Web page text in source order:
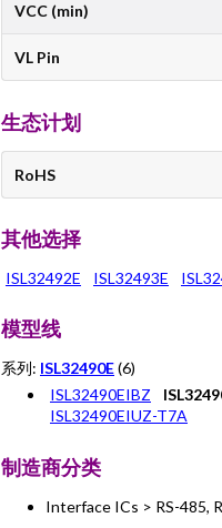
VCC (min)
VL Pin
生态计划
RoHS
其他选择
ISL32492E ISL32493E
模型线
系列: ISL32490E(6)
ISL32490EIBZ
ISL32490EIUZ-T7A
制造商分类
Interface ICs > RS-485,